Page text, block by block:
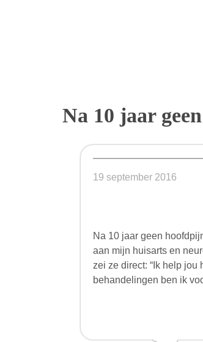
Na 10 jaar
19 september 2016
Na 10 jaar geen
aan mijn huisarts en
zei ze direct: “Ik help
behandelingen ben ik